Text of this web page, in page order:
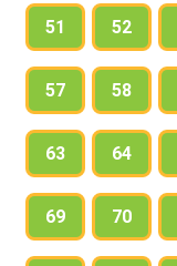
51 52
57 58
63 64
69 70